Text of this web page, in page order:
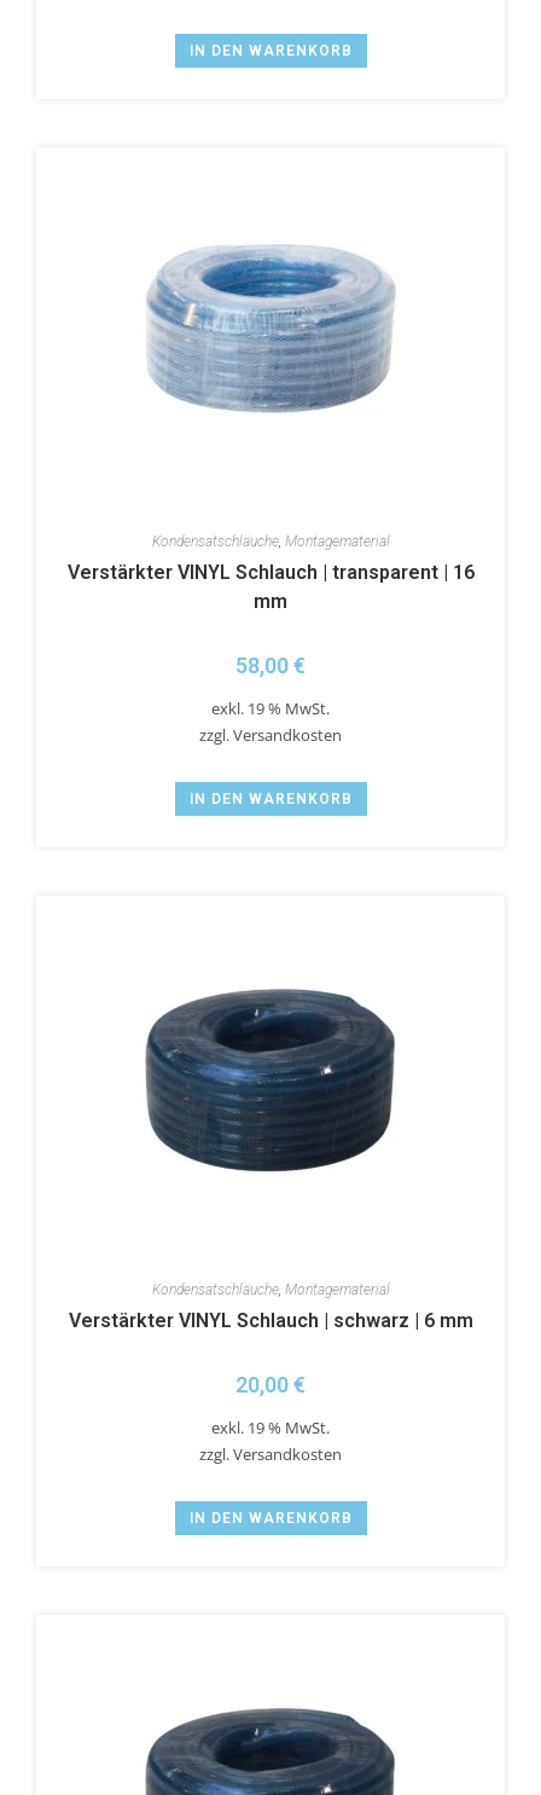
IN DEN WARENKORB
Kondensatschläuche, Montagematerial
Verstärkter VINYL Schlauch | transparent | 16
mm
58,00€
exkl. 19 % MwSt.
zzgl.Versandkosten
IN DEN WARENKORB
Kondensatschläuche, Montagematerial
Verstärkter VINYL Schlauch | schwarz | 6 mm
20,00€
exkl. 19 % MwSt.
zzgl.Versandkosten
IN DEN WARENKORB